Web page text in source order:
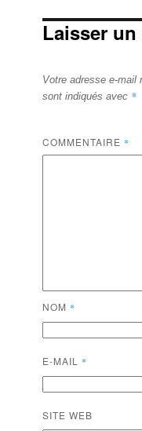
Laisser
Votre adresse e-mail
sont indiqués avec *
COMMENTAIRE *
NOM *
E-MAIL *
SITE WEB